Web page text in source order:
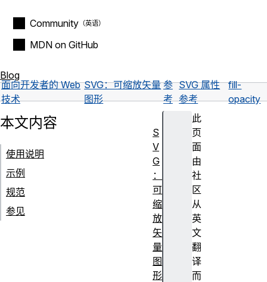
Community
MDN on GitHub
Blog
面向开发者的 Web
技术
SVG：可缩放矢量
图形
参
考
SVG 属性
参考
fill-
opacity
此
页
面
由
社
区
从
英
文
翻
译
而
本文内容
使用说明
示例
规范
参见
S
V
G
：
可
缩
放
矢
量
图
形